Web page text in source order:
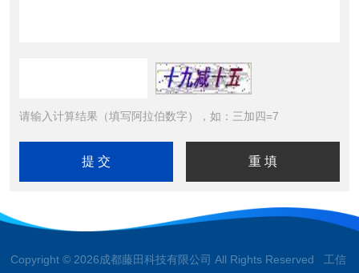
请输入计算结果（填写阿拉伯数字），如：三加四=7
Copyright © 2026成都藤田科技有限公司 All Rights Reserved 工信